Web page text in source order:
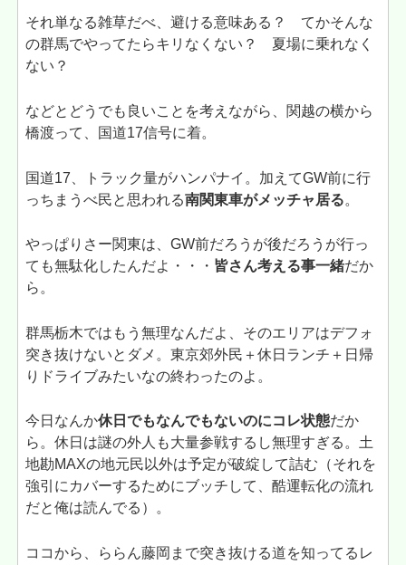
それ単なる雑草だべ、避ける意味ある？ てかそんな
の群馬でやってたらキリなくない？ 夏場に乗れなく
ない？
などとどうでも良いことを考えながら、関越の横から
橋渡って、国道17信号に着。
国道17、トラック量がハンパナイ。加えてGW前に行
っちまうべ民と思われる南関東車がメッチャ居る。
やっぱりさー関東は、GW前だろうが後だろうが行っ
ても無駄化したんだよ・・・ 皆さん考える事一緒だか
ら。
群馬栃木ではもう無理なんだよ、そのエリアはデフォ
突き抜けないとダメ。東京郊外民＋休日ランチ＋日帰
りドライブみたいなの終わったのよ。
今日なんか休日でもなんでもないのにコレ状態だか
ら。休日は謎の外人も大量参戦するし無理すぎる。土
地勘MAXの地元民以外は予定が破綻して詰む（それを
強引にカバーするためにブッチして、酷運転化の流れ
だと俺は読んでる）。
ココから、ららん藤岡まで突き抜ける道を知ってるレ